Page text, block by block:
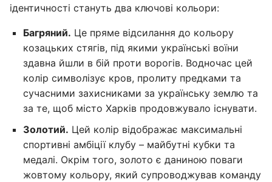
ідентичності стануть два ключові кольори:
Багряний. Це пряме відсилання до кольору
козацьких стягів, під якими українські воїни
здавна йшли в бій проти ворогів. Водночас цей
колір символізує кров, пролиту предками та
сучасними захисниками за українську землю та
за те, щоб місто Харків продовжувало існувати.
Золотий. Цей колір відображає максимальні
спортивні амбіції клубу – майбутні кубки та
медалі. Окрім того, золото є даниною поваги
жовтому кольору, який супроводжував команду